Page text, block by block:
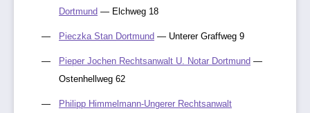
Dortmund — Elchweg 18
Pieczka Stan Dortmund — Unterer Graffweg 9
Pieper Jochen Rechtsanwalt U. Notar Dortmund —
Ostenhellweg 62
Philipp Himmelmann-Ungerer Rechtsanwalt